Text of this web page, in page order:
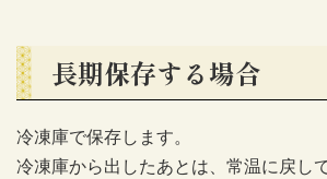
長期保存する場合
冷凍庫で保存します。
冷凍庫から出したあとは、常温に戻し